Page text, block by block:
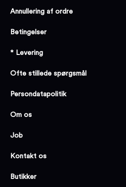
Annullering af ordre
Betingelser
* Levering
Ofte stillede spørgsmål
Persondatapolitik
Om os
Job
Kontakt os
Butikker